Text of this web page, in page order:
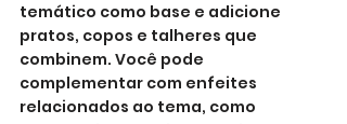
temático como base e adicione
pratos, copos e talheres que
combinem. Você pode
complementar com enfeites
relacionados ao tema, como